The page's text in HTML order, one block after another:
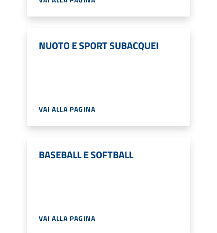
NUOTO E SPORT SUBACQUEI
VAI ALLA PAGINA
BASEBALL E SOFTBALL
VAI ALLA PAGINA